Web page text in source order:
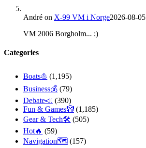
André on X-99 VM i Norge2026-08-05
VM 2006 Borgholm... ;)
Categories
Boats⛵️ (1,195)
Business💰 (79)
Debate📣 (390)
Fun & Games🤡 (1,185)
Gear & Tech🛠 (505)
Hot🔥 (59)
Navigation🗺 (157)